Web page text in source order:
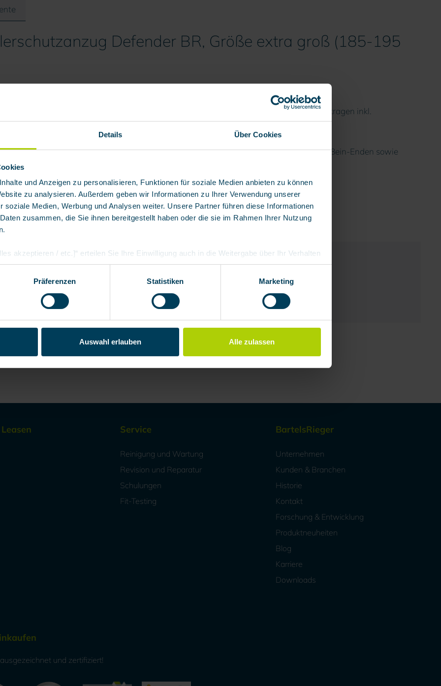
Details Über Cookies
und Anzeigen zu personalisieren, Funktionen für soziale Medien anbieten zu können
zu analysieren. Außerdem geben wir Informationen zu Ihrer Verwendung unserer
soziale Medien, Werbung und Analysen weiter. Unsere Partner führen diese Informationen
zusammen, die Sie ihnen bereitgestellt haben oder die sie im Rahmen Ihrer Nutzung
akzeptieren / etc.]“ erteilen Sie Ihre Einwilligung auch in die Weitergabe über Ihr Verhalten
die shopware AG (Ebbinghoff 10, 48624 Schöppingen, Deutschland), die diese
kann, sie aber zu eigenen Zwecken (z.B. Produktverbesserungen,
Präferenzen Statistiken Marketing
Auswahl erlauben Alle zulassen
Defender BR, Größe extra groß (185-195
atmungsaktivem, partikel- und wasserdichtem Material, mit Stehkragen inkl.
abgedeckter Frontreißverschluss, innere Sicherheitsstulpen an den Ärmel- und Bein-Enden sowie
Napoleon- Innentasche zeichnen diesen Strahlerschutz-Anzug aus.
Strahlmitteln geprüft und zugelassen.
Service
Reinigung und Wartung
Revision und Reparatur
Schulungen
Fit-Testing
BartelsRieger
Unternehmen
Kunden & Branchen
Historie
Kontakt
Forschung & Entwicklung
Produktneuheiten
Blog
Karriere
Downloads
und zertifiziert!